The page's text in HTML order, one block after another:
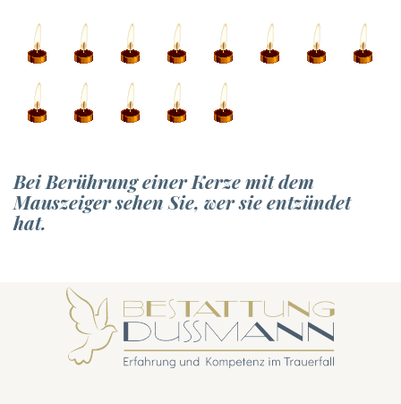
Bei Berührung einer Kerze mit dem
Mauszeiger sehen Sie, wer sie entzündet
hat.